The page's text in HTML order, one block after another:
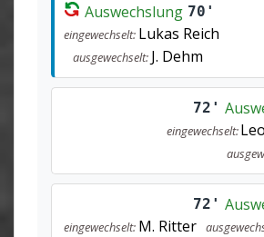
Auswechslung 70'
eingewechselt: Lukas Reich
ausgewechselt: J. Dehm
72'
eingewechselt:
72'
eingewechselt: M. Ritter